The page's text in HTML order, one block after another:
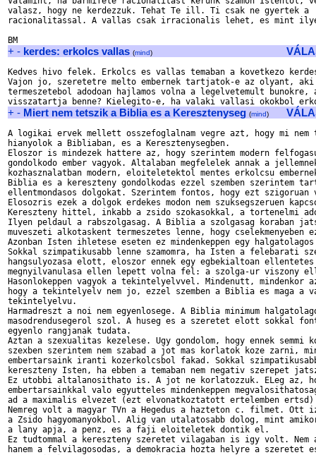
valasz, hogy ne kerdezzuk. Tehat Te ill. Ti csak ne gyertek a
racionalitassal. A vallas csak irracionalis lehet, es mint
+ - kerdes: erkolcs vallas (mind)
Kedves hivo felek. Erkolcs es vallas temaban a kovetkezo
Vajon jo, szeretetre melto embernek tartjatok-e az olyant, aki
termeszetebol adodoan hajlamos volna a legelvetemult
+ - Miert nem tetszik a Biblia es a Keresztenyseg (mind)
A logikai ervek mellett osszefoglalnam vegre azt, hogy mi
hianyolok a Bibliaban, es a Keresztenysegben.
Eloszor is mindezek hattere az, hogy szerintem modern
gondolkodo ember vagyok. Altalaban megfelelek annak a
kozhasznalatban modern, eloiteletektol mentes erkolcsu
Biblia es a kereszteny gondolkodas ezzel szemben szerintem
ellentmondasos dolgokat. Szerintem fontos, hogy ezt szigoruan
Elosozris ezek a dolgok erdekes modon nem szuksegszeruen
Kereszteny hittel, inkabb a zsido szokasokkal, a tortenelmi
Ilyen peldaul a rabszolgasag. A Biblia a szolgasag koraban
muveszeti alkotaskent termeszetes lenne, hogy
Azonban Isten ihletese eseten ez mindenkeppen egy
Sokkal szimpatikusabb lenne szamomra, ha Isten a felebarati
hangsulyozasa elott, eloszor ennek egy egbekialtoan
megnyilvanulasa ellen lepett volna fel: a szolga-ur viszony
Hasonlokeppen vagyok a tekintelyelvvel. Mindenutt,
hogy a tekintelyelv nem jo, ezzel szemben a Biblia es maga a
tekintelyelvu.
Harmadreszt a noi nem egyenlosege. A Biblia minimum
masodrendusegerol szol. A huseg es a szeretet elott sokkal
egyenlo rangjanak tudata.
Aztan a szexualitas kezelese. Ugy gondolom, hogy ennek
szexben szerintem nem szabad a jot mas korlatok koze zarni,
embertarsaink iranti kozerkolcsbol fakad. Sokkal
kereszteny Isten, ha ebben a temaban nem negativ szerepet
Ez utobbi altalanosithato is. A jot ne korlatozzuk. ELeg az,
embertarsainkkal valo egyutteles mindenkeppen
ad a maximalis elvezet (ezt elvonatkoztatott ertelemben ertsd)
Nemreg volt a magyar TVn a Hegedus a hazteton c. filmet.
a Zsido hagyomanyokbol. Alig van utalatosabb dolog, mint
a lany apja, a penz, es a faji eloiteletek dontik el.
Ez tudtommal a kereszteny szeretet vilagaban is igy volt. Nem
hanem a felvilagosodas, a demokracia hozta helyre a szeretet